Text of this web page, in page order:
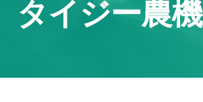
タイジー農機